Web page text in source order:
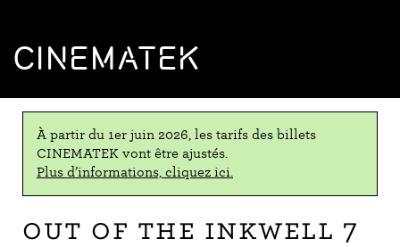
CINEMATEK
À partir du 1er juin 2026, les tarifs des billets
CINEMATEK vont être ajustés.
Plus d’informations, cliquez ici.
Out of The Inkwell 7